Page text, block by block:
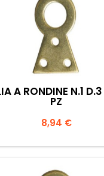
A RONDINE N.1
PZ
Prezzo
8,94 €